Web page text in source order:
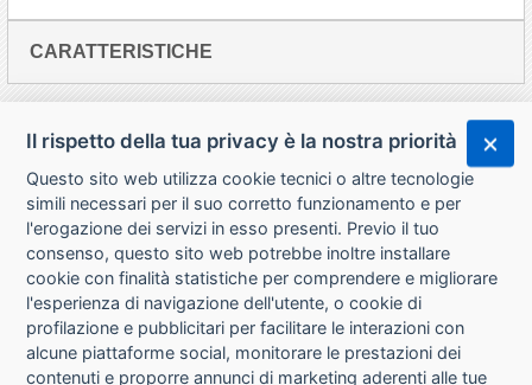
CARATTERISTICHE
CHI SIAMO
CONTATTI
Il rispetto della tua privacy è la nostra priorità
Questo sito web utilizza cookie tecnici o altre tecnologie
simili necessari per il suo corretto funzionamento e per
l'erogazione dei servizi in esso presenti. Previo il tuo
consenso, questo sito web potrebbe inoltre installare
cookie con finalità statistiche per comprendere e migliorare
l'esperienza di navigazione dell'utente, o cookie di
profilazione e pubblicitari per facilitare le interazioni con
alcune piattaforme social, monitorare le prestazioni dei
contenuti e proporre annunci di marketing aderenti alle tue